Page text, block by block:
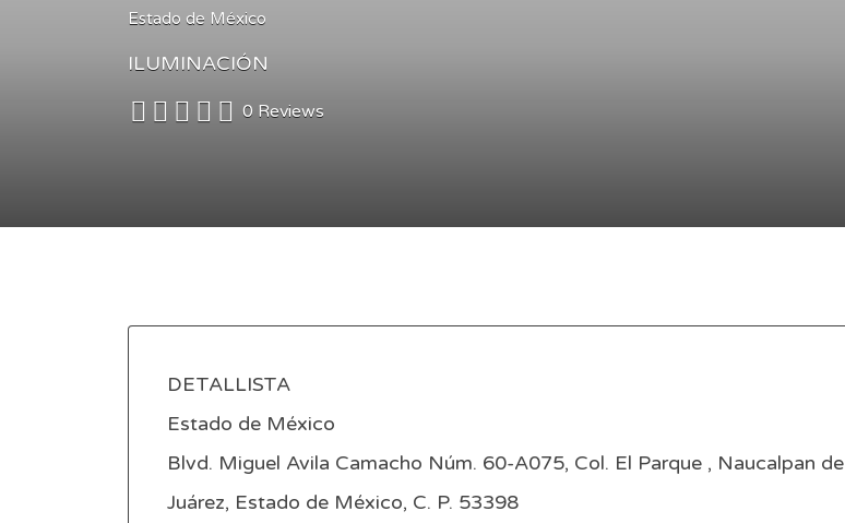
Estado de México
ILUMINACIÓN
0 Reviews
DETALLISTA
Estado de México
Blvd. Miguel Avila Camacho Núm. 60-A075, Col. El Parque , Naucalpan de
Juárez, Estado de México, C. P. 53398